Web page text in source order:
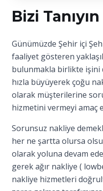
Bizi Tanıyın
Günümüzde Şehir içi
faaliyet gösteren
bulunmakla birlikte işini
hızla büyüyerek çoğu
olarak müşterilerine
hizmetini vermeyi amaç
Sorunsuz nakliye
her ne şartta olursa
olarak yoluna devam
gerek ağır nakliye (
nakliye hizmetleri